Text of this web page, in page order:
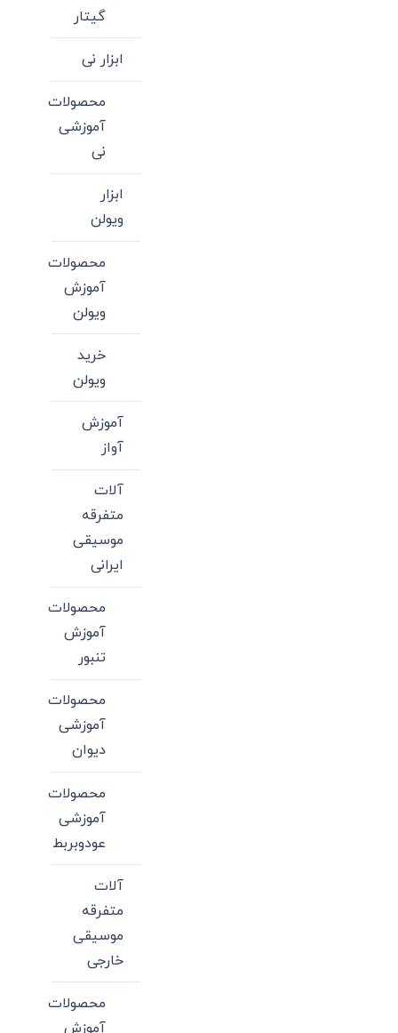
گیتار
ابزار نی
محصولات
آموزشی
نی
ابزار
ویولن
محصولات
آموزش
ویولن
خرید
ویولن
آموزش
آواز
آلات
متفرقه
موسیقی
ایرانی
محصولات
آموزش
تنبور
محصولات
آموزشی
دیوان
محصولات
آموزشی
عودوبربط
آلات
متفرقه
موسیقی
خارجی
محصولات
آموزش